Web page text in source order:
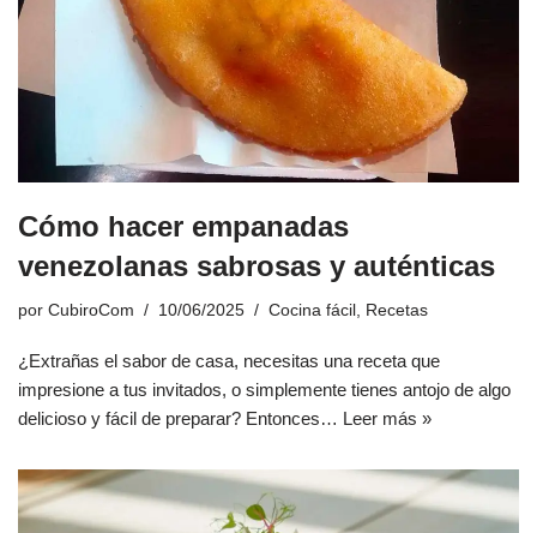
Cómo hacer empanadas
venezolanas sabrosas y auténticas
por CubiroCom 10/06/2025 Cocina fácil Recetas
¿Extrañas el sabor de casa, necesitas una receta que
impresione a tus invitados, o simplemente tienes antojo de algo
delicioso y fácil de preparar? Entonces… Leer más »